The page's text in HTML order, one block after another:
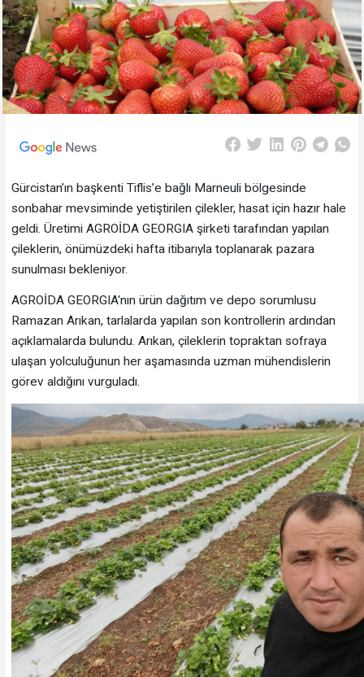
Gürcistan’ın başkenti Tiflis’e bağlı Marneuli bölgesinde
sonbahar mevsiminde yetiştirilen çilekler, hasat için hazır hale
geldi. Üretimi AGROİDA GEORGIA şirketi tarafından yapılan
çileklerin, önümüzdeki hafta itibarıyla toplanarak pazara
sunulması bekleniyor.
AGROİDA GEORGIA'nın ürün dağıtım ve depo sorumlusu
Ramazan Arıkan, tarlalarda yapılan son kontrollerin ardından
açıklamalarda bulundu. Arıkan, çileklerin topraktan sofraya
ulaşan yolculuğunun her aşamasında uzman mühendislerin
görev aldığını vurguladı.